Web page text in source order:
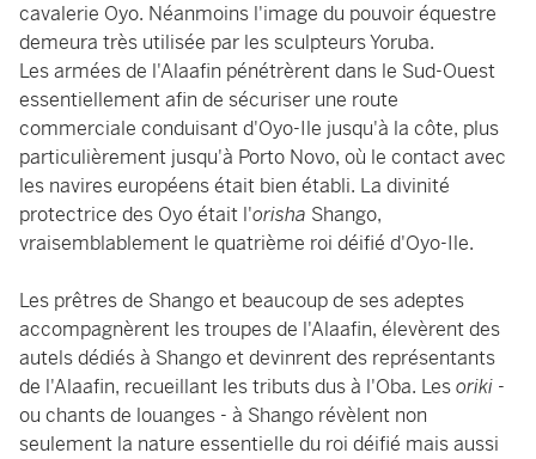
cavalerie Oyo. Néanmoins l'image du pouvoir équestre
demeura très utilisée par les sculpteurs Yoruba.
Les armées de l'Alaafin pénétrèrent dans le Sud-Ouest
essentiellement afin de sécuriser une route
commerciale conduisant d'Oyo-Ile jusqu'à la côte, plus
particulièrement jusqu'à Porto Novo, où le contact avec
les navires européens était bien établi. La divinité
protectrice des Oyo était l'orisha Shango,
vraisemblablement le quatrième roi déifié d'Oyo-Ile.
Les prêtres de Shango et beaucoup de ses adeptes
accompagnèrent les troupes de l'Alaafin, élevèrent des
autels dédiés à Shango et devinrent des représentants
de l'Alaafin, recueillant les tributs dus à l'Oba. Lesoriki -
ou chants de louanges - à Shango révèlent non
seulement la nature essentielle du roi déifié mais aussi